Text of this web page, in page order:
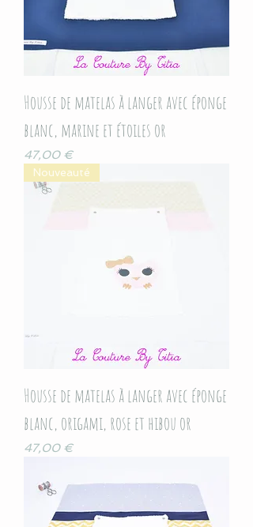
Housse de matelas à langer avec éponge
blanc, marine et étoiles or
Prix
47,00 €
Nouveauté
Housse de matelas à langer avec éponge
blanc, origami, rose et hibou or
Prix
47,00 €